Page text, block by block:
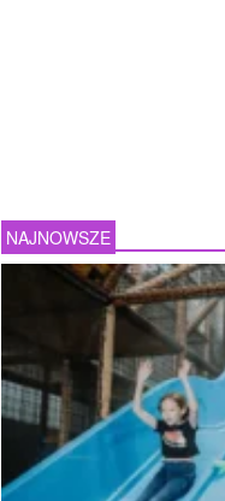
NAJNOWSZE